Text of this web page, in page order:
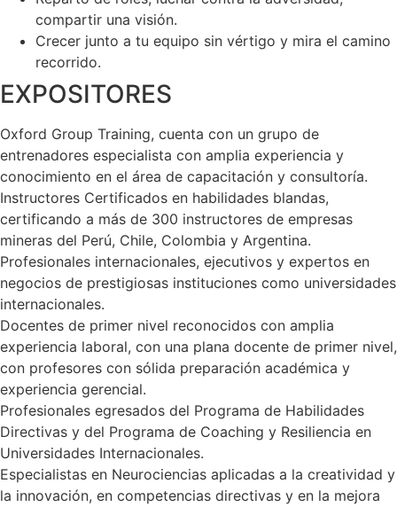
compartir una visión.
Crecer junto a tu equipo sin vértigo y mira el camino
recorrido.
EXPOSITORES
Oxford Group Training, cuenta con un grupo de
entrenadores especialista con amplia experiencia y
conocimiento en el área de capacitación y consultoría.
Instructores Certificados en habilidades blandas,
certificando a más de 300 instructores de empresas
mineras del Perú, Chile, Colombia y Argentina.
Profesionales internacionales, ejecutivos y expertos en
negocios de prestigiosas instituciones como universidades
internacionales.
Docentes de primer nivel reconocidos con amplia
experiencia laboral, con una plana docente de primer nivel,
con profesores con sólida preparación académica y
experiencia gerencial.
Profesionales egresados del Programa de Habilidades
Directivas y del Programa de Coaching y Resiliencia en
Universidades Internacionales.
Especialistas en Neurociencias aplicadas a la creatividad y
la innovación, en competencias directivas y en la mejora